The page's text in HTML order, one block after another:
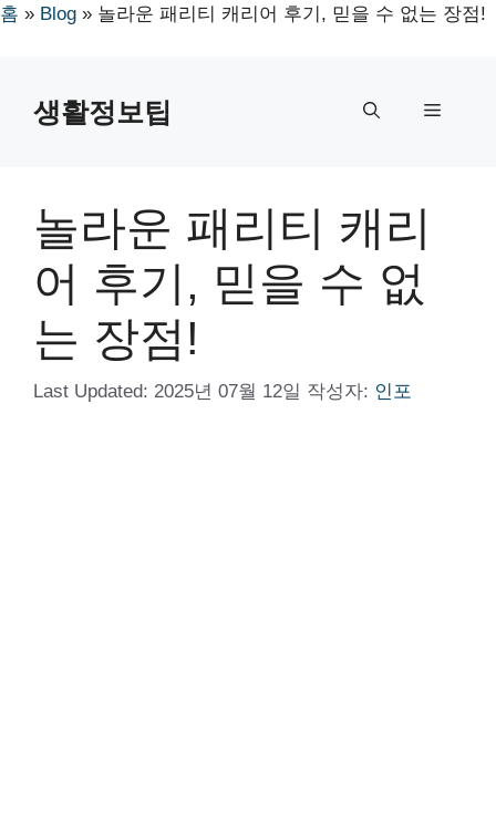
홈 » Blog » 놀라운 패리티 캐리어 후기, 믿을 수 없는 장점!
생활정보팁 메
놀라운 패리티 캐리
어 후기, 믿을 수 없
는 장점!
Last Updated: 2025년 07월 12일 작성자: 인포